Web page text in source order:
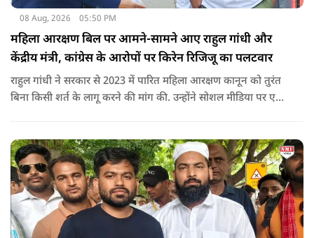
08 Aug, 2026 05:50 PM
महिला आरक्षण बिल पर आमने-सामने आए राहुल गांधी और
केंद्रीय मंत्री, कांग्रेस के आरोपों पर किरेन रिजिजू का पलटवार
राहुल गांधी ने सरकार से 2023 में पारित महिला आरक्षण कानून को तुरंत
बिना किसी शर्त के लागू करने की मांग की. उन्होंने सोशल मीडिया पर एक